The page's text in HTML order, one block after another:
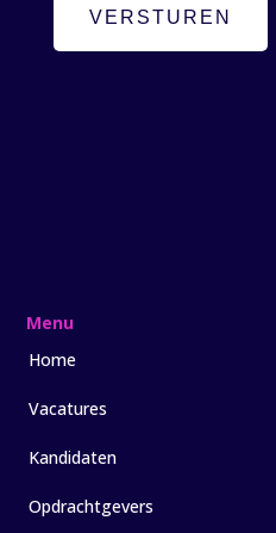
VERSTUREN
Menu
Home
Vacatures
Kandidaten
Opdrachtgevers